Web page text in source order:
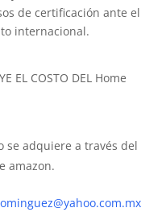
de certificación ante el
internacional.
EL COSTO DEL Home
se adquiere a través del
amazon.